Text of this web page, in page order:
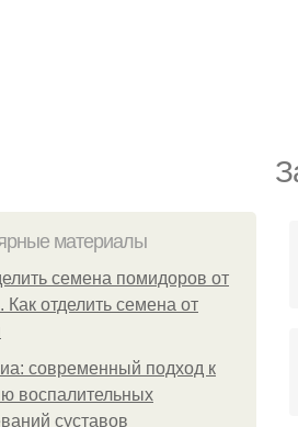
материалы
семена помидоров от
отделить семена от
современный подход к
воспалительных
суставов